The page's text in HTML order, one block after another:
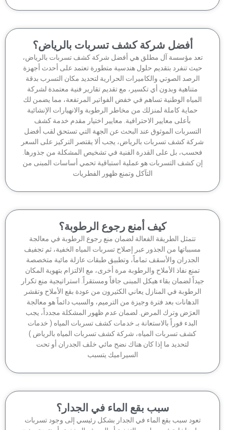
أفضل شركة كشف تسربات بالرياض؟
مؤسسة آل مطلق هي أفضل شركة كشف تسربات بالرياض،
تنفرد بتقديم حلول هندسية متطورة تعتمد على أحدث أجهزة
الرصد الصوتي والكاميرات الحرارية لتحديد مكان التسرب بدقة
متناهية وبدون أي تكسير، مع تقديم تقارير فنية معتمدة لشركة
الوطنية تساهم في خفض الفواتير المرتفعة، مما يضمن لك
حماية كاملة لمنزلك من مخاطر الرطوبة والانهيارات الإنشائية
بأعلى معايير الاحترافية. معايير اختيار مقدم خدمة كشف
الموثوق عند البحث عن الجهة التي تستحق لقب أفضل
كشف تسربات بالرياض، يجب ألا يقتصر التركيز على السعر
بل على القدرة الفنية في تشخيص المشكلة من جذورها.
كشف التسربات هو عملية استباقية تحمي أساسات المبنى من
التآكل وتمنع ظهور الفطريات
كيف أمنع رجوع الرطوبة؟
تتمثل الطريقة الفعالة لضمان منع رجوع الرطوبة في معالجة
من الجذور عبر إصلاح تسربات المياه الخفية، ثم تجفيف
الجدران والأسقف تماماً، وتطبيق طبقات عازلة مائية متخصصة
تمنع نفاذ الأملاح والرطوبة مرة أخرى، مع الالتزام بتهوية المكان
لضمان بقاء هيكل المبنى جافاً ومستقراً. استراتيجية منع تكرار
في المنازل يعاني الكثيرون من عودة بقع الأملاح وتقشر
الدهانات بعد فترة وجيزة من الترميم، والسبب دائماً هو معالجة
العرَض وترك المرض. لضمان عدم ظهور المشكلة مجدداً، يجب
البدء فوراً بالاستعانة بـ خدمات كشف تسربات المياه ( خدمات
كشف تسربات المياه، شركة كشف تسربات المياه بالرياض )
لتحديد ما إذا كان هناك نضح مائي خلف الجدران أو تحت
السيراميك يتسبب
سبب بقع الماء في الجدار؟
سبب بقع الماء في الجدار بشكل رئيسي إلى وجود تسربات